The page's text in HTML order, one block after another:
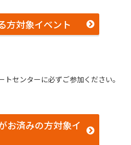
方対象イベント
センターに必ずご参加ください。
お済みの方対象イ